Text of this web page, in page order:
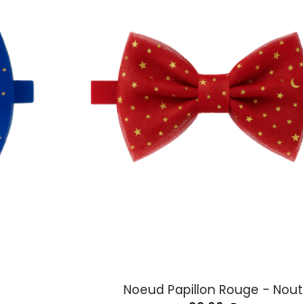
Noeud Papillon Rouge - Nout